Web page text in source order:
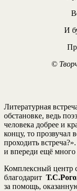
И
©
Литературная
обстановке, ведь
человека добрее и
концу, то прозвучал
проходить
и впереди ещё
Комплексный центр
благодарит
за помощь,